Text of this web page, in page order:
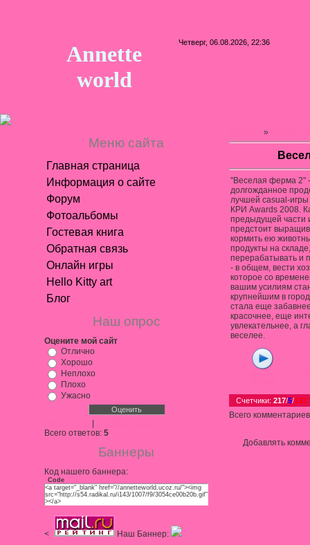
Annette
world
Четверг, 06.08.2026, 22:36
Меню сайта
Главная страница
Информация о сайте
Форум
Фотоальбомы
Гостевая книга
Обратная связь
Онлайн игры
Hello Kitty art
Блог
Наш опрос
Оцените мой сайт
Отлично
Хорошо
Неплохо
Плохо
Ужасно
Всего ответов: 5
Баннеры
Код нашего баннера:
Code
<a target="_blank" href="//annetteworld.ucoz.ru/"><img
src="http://s54.radikal.ru/i143/1007/f9/3054ce00b20b.gif"
></a>
< Наш Баннер:
»
"Веселая ферма 2" -
долгожданное
лучшей casual-игры
КРИ Awards 2008.
предыдущей части
предстоит
кормить ею
продукты на складе,
перерабатывать и
- в общем, вести
которое со
вашим усилиям
крупнейшим в
стала еще
красочнее, еще
увлекательнее, а
веселее.
Счетчики: 217/5/132
Всего комментариев
Добавлять